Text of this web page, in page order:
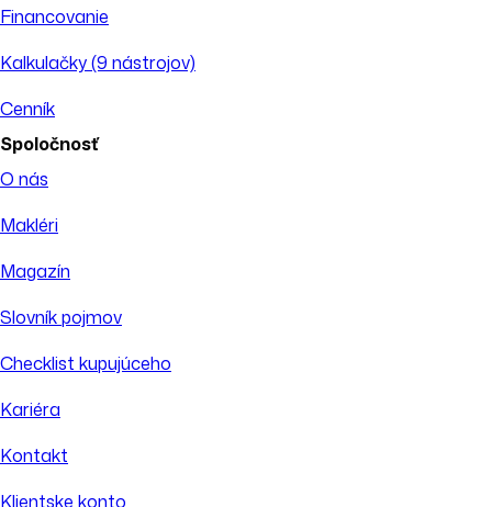
Financovanie
Kalkulačky (9 nástrojov)
Cenník
Spoločnosť
O nás
Makléri
Magazín
Slovník pojmov
Checklist kupujúceho
Kariéra
Kontakt
Klientske konto